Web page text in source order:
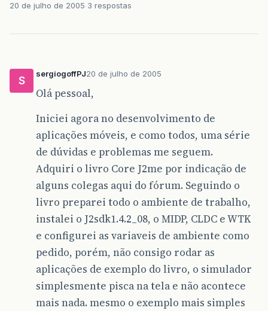
20 de julho de 2005 3 respostas
S
sergiogoffPJ20 de julho de 2005
Olá pessoal,
Iniciei agora no desenvolvimento de
aplicações móveis, e como todos, uma série
de dúvidas e problemas me seguem.
Adquiri o livro Core J2me por indicação de
alguns colegas aqui do fórum. Seguindo o
livro preparei todo o ambiente de trabalho,
instalei o J2sdk1.4.2_08, o MIDP, CLDC e WTK
e configurei as variaveis de ambiente como
pedido, porém, não consigo rodar as
aplicações de exemplo do livro, o simulador
simplesmente pisca na tela e não acontece
mais nada. mesmo o exemplo mais simples